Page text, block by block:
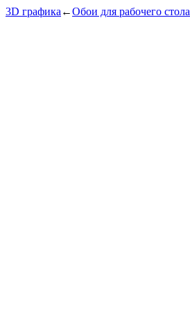
3D графика ←Обои для рабочего стола